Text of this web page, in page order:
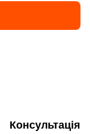
Консультація